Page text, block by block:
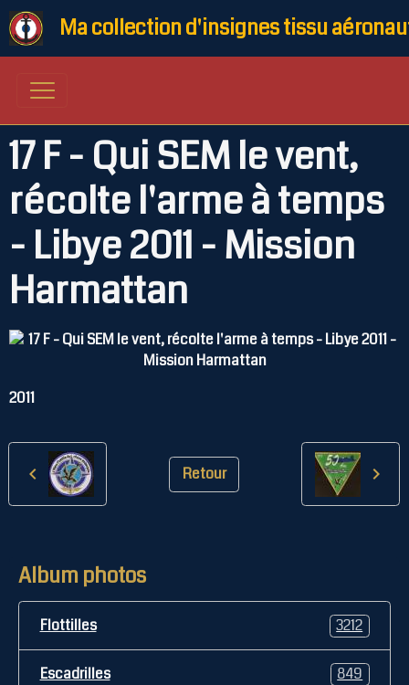
Ma collection d'insignes tissu
17 F - Qui SEM le vent,
récolte l'arme à temps
- Libye 2011 - Mission
Harmattan
2011
Retour
Album photos
Flottilles 3212
Escadrilles 849